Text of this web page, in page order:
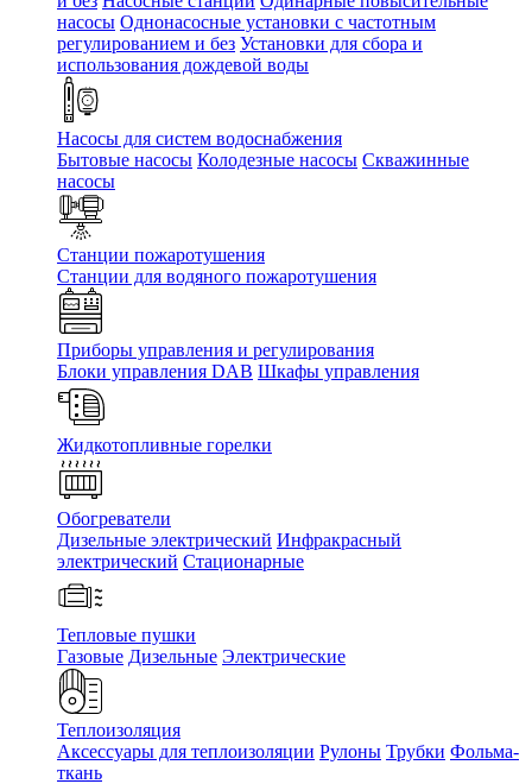
насосы Однонасосные установки с частотным
регулированием и без Установки для сбора и
использования дождевой воды
Насосы для систем водоснабжения
Бытовые насосы Колодезные насосы Скважинные
насосы
Станции пожаротушения
Станции для водяного пожаротушения
Приборы управления и регулирования
Блоки управления DAB Шкафы управления
Жидкотопливные горелки
Обогреватели
Дизельные электрический Инфракрасный
электрический Стационарные
Тепловые пушки
Газовые Дизельные Электрические
Теплоизоляция
Аксессуары для теплоизоляции Рулоны Трубки Фольма-
ткань